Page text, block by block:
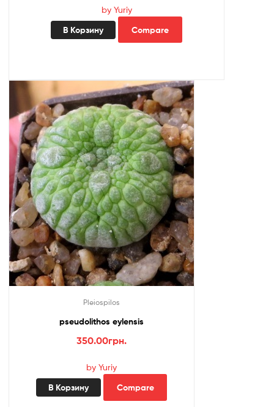
by Yuriy
В Корзину Compare
Pleiospilos
pseudolithos eylensis
350.00грн.
by Yuriy
В Корзину Compare